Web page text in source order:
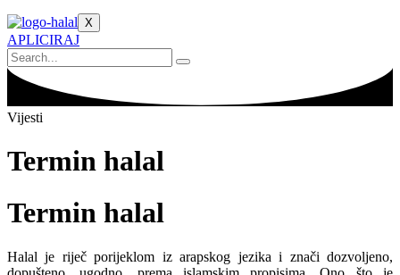
X
APLICIRAJ
Vijesti
Termin halal
Termin halal
Halal je riječ porijeklom iz arapskog jezika i znači dozvoljeno,